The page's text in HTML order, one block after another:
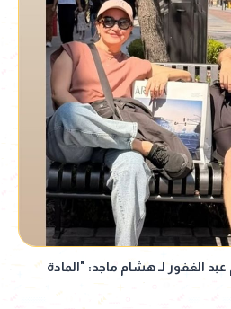
الغفور لـ هشام ماجد: "المادة